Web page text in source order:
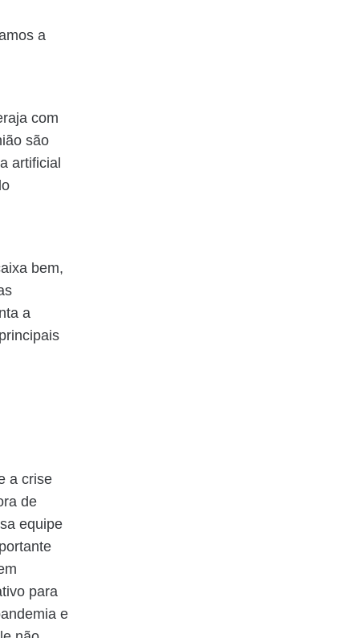
a
com
são
artificial
bem,
a
a crise
de
equipe
para
e